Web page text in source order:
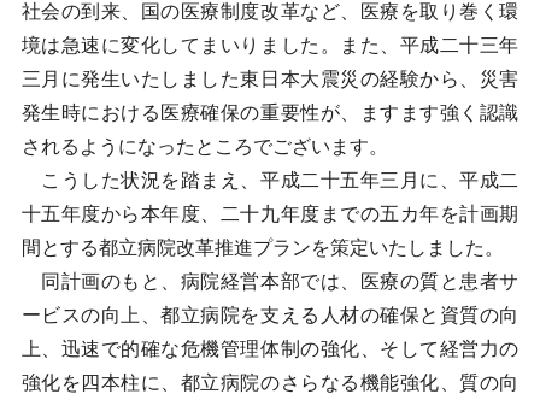
社会の到来、国の医療制度改革など、医療を取り巻く環
境は急速に変化してまいりました。また、平成二十三年
三月に発生いたしました東日本大震災の経験から、災害
発生時における医療確保の重要性が、ますます強く認識
されるようになったところでございます。
こうした状況を踏まえ、平成二十五年三月に、平成二
十五年度から本年度、二十九年度までの五カ年を計画期
間とする都立病院改革推進プランを策定いたしました。
同計画のもと、病院経営本部では、医療の質と患者サ
ービスの向上、都立病院を支える人材の確保と資質の向
上、迅速で的確な危機管理体制の強化、そして経営力の
強化を四本柱に、都立病院のさらなる機能強化、質の向